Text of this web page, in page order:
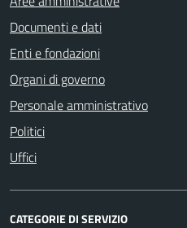
Documenti e dati
Enti e fondazioni
Organi di governo
Personale amministrativo
Politici
Uffici
CATEGORIE DI SERVIZIO